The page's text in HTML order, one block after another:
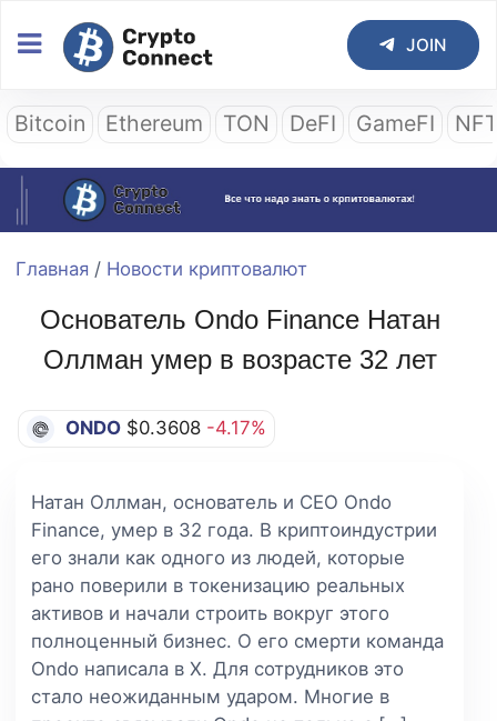
JOIN
Bitcoin Ethereum TON DeFI GameFI
Главная / Новости криптовалют
Основатель Ondo Finance Натан
Оллман умер в возрасте 32 лет
ONDO $0.3608 -4.17%
Натан Оллман, основатель и CEO Ondo
Finance, умер в 32 года. В криптоиндустрии
его знали как одного из людей, которые
рано поверили в токенизацию реальных
активов и начали строить вокруг этого
полноценный бизнес. О его смерти команда
Ondo написала в X. Для сотрудников это
стало неожиданным ударом. Многие в